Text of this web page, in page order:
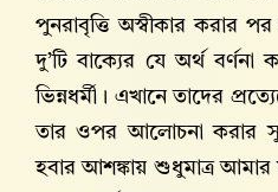
পুনরাবৃত্তি অস্বীকার করার
দু’টি বাক্যের যে অর্থ
ভিন্নধর্মী। এখানে তাদের
তার ওপর আলোচনা করার
হবার আশঙ্কায় শুধুমাত্র আমার